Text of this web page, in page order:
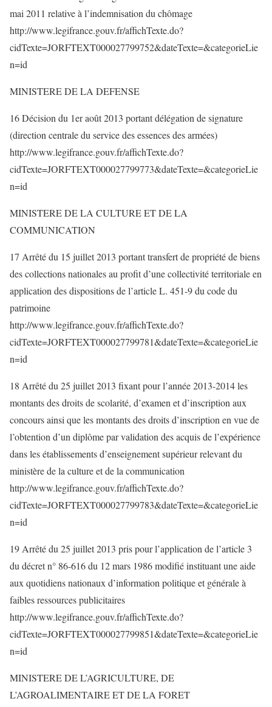
mai 2011 relative à l’indemnisation du chômage
http://www.legifrance.gouv.fr/affichTexte.do?
cidTexte=JORFTEXT000027799752&dateTexte=&categorieLie
n=id
MINISTERE DE LA DEFENSE
16 Décision du 1er août 2013 portant délégation de signature
(direction centrale du service des essences des armées)
http://www.legifrance.gouv.fr/affichTexte.do?
cidTexte=JORFTEXT000027799773&dateTexte=&categorieLie
n=id
MINISTERE DE LA CULTURE ET DE LA
COMMUNICATION
17 Arrêté du 15 juillet 2013 portant transfert de propriété de biens
des collections nationales au profit d’une collectivité territoriale en
application des dispositions de l’article L. 451-9 du code du
patrimoine
http://www.legifrance.gouv.fr/affichTexte.do?
cidTexte=JORFTEXT000027799781&dateTexte=&categorieLie
n=id
18 Arrêté du 25 juillet 2013 fixant pour l’année 2013-2014 les
montants des droits de scolarité, d’examen et d’inscription aux
concours ainsi que les montants des droits d’inscription en vue de
l’obtention d’un diplôme par validation des acquis de l’expérience
dans les établissements d’enseignement supérieur relevant du
ministère de la culture et de la communication
http://www.legifrance.gouv.fr/affichTexte.do?
cidTexte=JORFTEXT000027799783&dateTexte=&categorieLie
n=id
19 Arrêté du 25 juillet 2013 pris pour l’application de l’article 3
du décret n° 86-616 du 12 mars 1986 modifié instituant une aide
aux quotidiens nationaux d’information politique et générale à
faibles ressources publicitaires
http://www.legifrance.gouv.fr/affichTexte.do?
cidTexte=JORFTEXT000027799851&dateTexte=&categorieLie
n=id
MINISTERE DE L’AGRICULTURE, DE
L’AGROALIMENTAIRE ET DE LA FORET